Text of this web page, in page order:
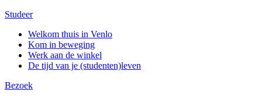
Studeer
Welkom thuis in Venlo
Kom in beweging
Werk aan de winkel
De tijd van je (studenten)leven
Bezoek